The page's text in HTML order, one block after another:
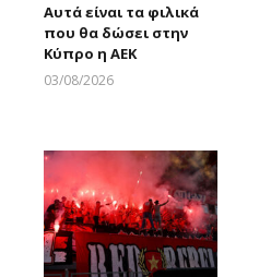
Αυτά είναι τα φιλικά
που θα δώσει στην
Κύπρο η ΑΕΚ
03/08/2026